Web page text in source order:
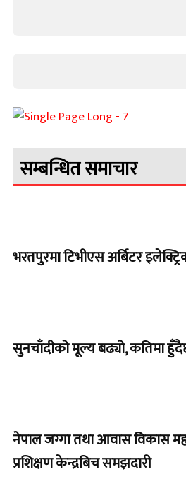
सम्बन्धित समाचार
भरतपुरमा टिभीएस अर्बिटर
सुनचाँदीको मूल्य बढ्यो, कतिमा
नेपाल जग्गा तथा आवास विकास
प्रशिक्षण केन्द्रबिच समझदारी